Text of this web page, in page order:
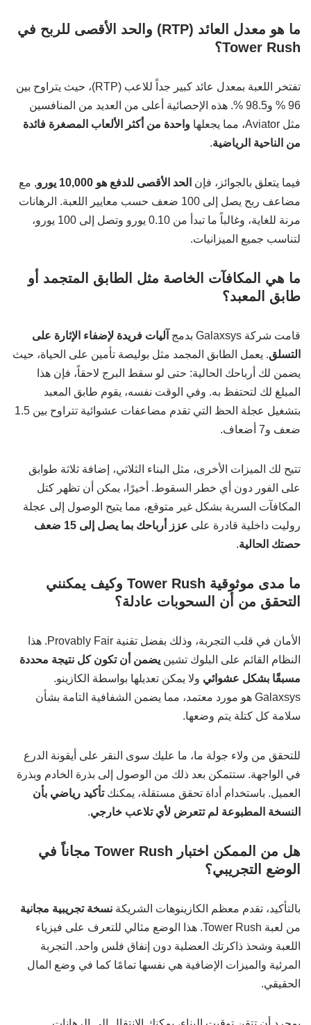
ما هو معدل العائد (RTP) والحد الأقصى للربح في
Tower Rush؟
تفتخر اللعبة بمعدل عائد كبير جداً للاعب (RTP)، حيث يتراوح بين
96 % و98.5 %. هذه الإحصائية أعلى من العديد من المنافسين
مثل Aviator، مما يجعلها
واحدة من أكثر الألعاب المصغرة فائدة
من الناحية الرياضية.
فيما يتعلق بالجوائز، فإن الحد الأقصى للدفع هو 10,000 يورو
, مع
مضاعف ربح يصل إلى 100 ضعف حسب معايير اللعبة. الرهانات
مرنة للغاية، وغالباً ما تبدأ من 0.10 يورو وتصل إلى 100 يورو،
لتناسب جميع الميزانيات.
ما هي المكافآت الخاصة مثل الطابق المتجمد أو
طابق المعبد؟
قامت شركة Galaxsys بدمج
آليات فريدة لإضفاء الإثارة على
التسلق. يعمل الطابق المجمد مثل بوليصة تأمين على الحياة، حيث
يضمن لك أرباحك الحالية: حتى لو سقط البرج لاحقاً، فإن هذا
المبلغ لك لتحتفظ به. وفي الوقت نفسه، يقوم طابق المعبد
بتشغيل عجلة الحظ التي تقدم مضاعفات عشوائية تتراوح بين 1.5
ضعف و7 أضعاف.
تتيح لك الميزات الأخرى، مثل البناء الثلاثي، إضافة ثلاثة طوابق
على الفور دون أي خطر السقوط. أخيرًا، يمكن أن تظهر كتل
المكافآت السرية بشكل غير متوقع، مما يتيح الوصول إلى عجلة
روليت داخلية قادرة على
عزز أرباحك بما يصل إلى 15 ضعف
حصتك الحالية.
ما مدى موثوقية Tower Rush وكيف يمكنني
التحقق من أن السحوبات عادلة؟
الأمان في قلب التجربة، وذلك بفضل تقنية Provably Fair. هذا
النظام القائم على البلوك تشين يضمن أن تكون كل نتيجة محددة
مسبقًا بشكل عشوائي
ولا يمكن تعديلها بواسطة الكازينو.
Galaxsys هو مورد معتمد، مما يضمن الشفافية التامة بشأن
سلامة كل كتلة يتم وضعها.
للتحقق من ولاء جولة ما، ما عليك سوى النقر على أيقونة الدرع
في الواجهة. ستتمكن بعد ذلك من الوصول إلى بذرة الخادم وبذرة
العميل. باستخدام أداة تحقق مستقلة، يمكنكتأكيد رياضي بأن
النسخة المطبوعة لم تتعرض لأي تلاعب خارجي.
هل من الممكن اختبار Tower Rush مجاناً في
الوضع التجريبي؟
بالتأكيد، تقدم معظم الكازينوهات الشريكة نسخة تجريبية مجانية
من لعبة Tower Rush. هذا الوضع مثالي للتعرف على فيزياء
اللعبة وشحذ ذاكرتك العضلية دون إنفاق فلس واحد. التجربة
المرئية والميزات الإضافية هي نفسها تمامًا كما في وضع المال
الحقيقي.